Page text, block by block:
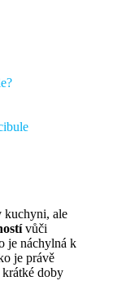
kuchyni, ale
vůči
je náchylná k
je právě
doby